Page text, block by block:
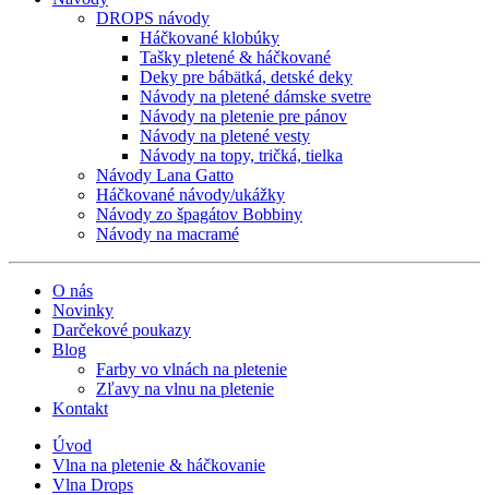
DROPS návody
Háčkované klobúky
Tašky pletené & háčkované
Deky pre bábätká, detské deky
Návody na pletené dámske svetre
Návody na pletenie pre pánov
Návody na pletené vesty
Návody na topy, tričká, tielka
Návody Lana Gatto
Háčkované návody/ukážky
Návody zo špagátov Bobbiny
Návody na macramé
O nás
Novinky
Darčekové poukazy
Blog
Farby vo vlnách na pletenie
Zľavy na vlnu na pletenie
Kontakt
Úvod
Vlna na pletenie & háčkovanie
Vlna Drops